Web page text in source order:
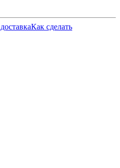
Как сделать